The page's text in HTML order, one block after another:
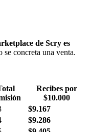
de Scry es
se concreta una venta.
Recibes por
$10.000
$9.167
$9.286